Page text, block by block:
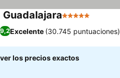
Guadalajara5 Estrellas
9,2Excelente (30.745 puntuaciones)
los precios exactos